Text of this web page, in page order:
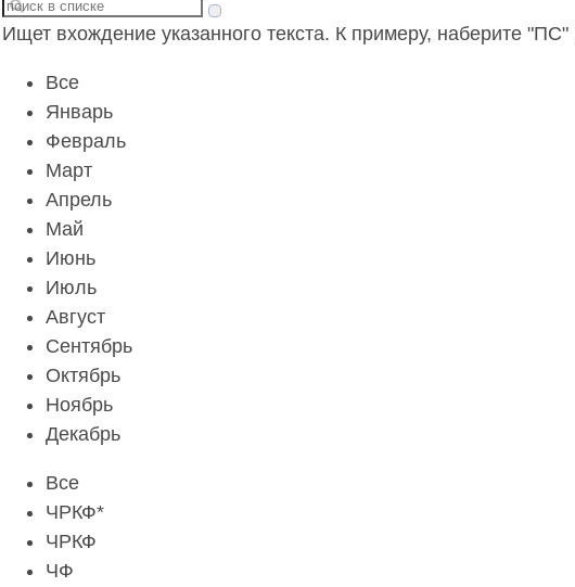
Ищет вхождение указанного текста. К примеру, наберите
Все
Январь
Февраль
Март
Апрель
Май
Июнь
Июль
Август
Сентябрь
Октябрь
Ноябрь
Декабрь
Все
ЧРКФ*
ЧРКФ
ЧФ